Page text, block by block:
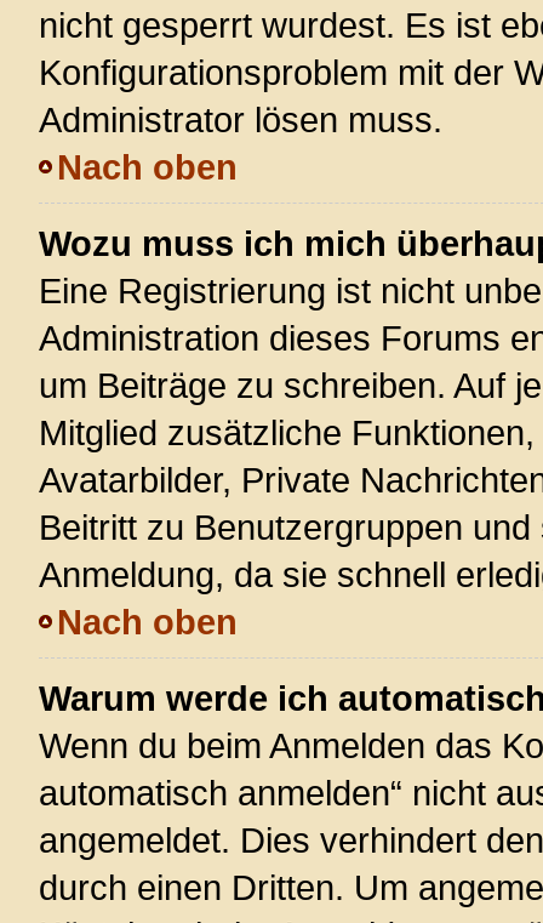
nicht gesperrt wurdest. Es ist
Konfigurationsproblem mit der
Administrator lösen muss.
Nach oben
Wozu muss ich mich
Eine Registrierung ist nicht
Administration dieses Forums
um Beiträge zu schreiben. Auf
Mitglied zusätzliche
Avatarbilder, Private
Beitritt zu Benutzergruppen
Anmeldung, da sie schnell
Nach oben
Warum werde ich
Wenn du beim Anmelden das
automatisch anmelden“ nicht
angemeldet. Dies verhindert
durch einen Dritten. Um